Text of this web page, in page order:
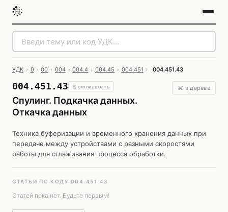
УДК › 0 › 00 › 004 › 004.4 › 004.45 › 004.451 › 004.451.43
004.451.43 ⎘ скопировать
Спулинг. Подкачка данных.
Откачка данных
⌘ в дереве
Техника буферизации и временного хранения данных при
передаче между устройствами с разными скоростями
работы для сглаживания процесса обработки.
СТАТЬИ ПО КОДУ 004.451.43
Статей пока нет. Будьте первым!